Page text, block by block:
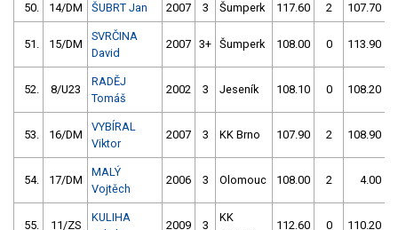
50. 14/DM ŠUBRT Jan 2007 3 Šumperk 117.60 2 107.70
51. 15/DM
SVRČINA
David
2007 3+ Šumperk 108.00 0 113.90
52. 8/U23
RADĚJ
Tomáš
2002 3 Jeseník 108.10 0 108.20
53. 16/DM
VYBÍRAL
Viktor
2007 3 KK Brno 107.90 2 108.90
54. 17/DM
MALÝ
Vojtěch
2006 3 Olomouc 108.00 2 4.00
55. 11/ZS
KULIHA
2009 3
KK
112.60 0 110.20